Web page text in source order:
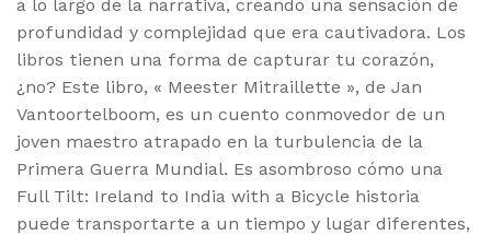
a lo largo de la narrativa, creando una sensación de
profundidad y complejidad que era cautivadora. Los
libros tienen una forma de capturar tu corazón,
¿no? Este libro, « Meester Mitraillette », de Jan
Vantoortelboom, es un cuento conmovedor de un
joven maestro atrapado en la turbulencia de la
Primera Guerra Mundial. Es asombroso cómo una
Full Tilt: Ireland to India with a Bicycle historia
puede transportarte a un tiempo y lugar diferentes,